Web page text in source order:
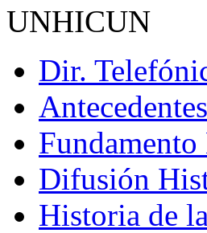
UNHICUN
Dir.
Fundamento
Difusión
Historia de